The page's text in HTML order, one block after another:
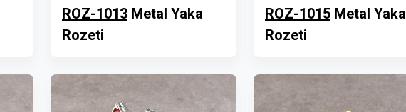
ROZ-1013 Metal Yaka
Rozeti
ROZ-1015 Metal Yaka
Rozeti